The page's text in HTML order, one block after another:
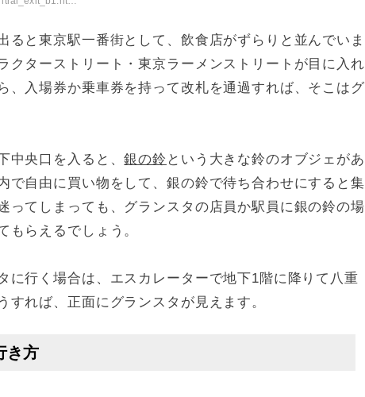
ると東京駅一番街として、飲食店がずらりと並んでいま
クターストリート・東京ラーメンストリートが目に入れ
、入場券か乗車券を持って改札を通過すれば、そこはグ
中央口を入ると、銀の鈴 という大きな鈴のオブジェがあ
で自由に買い物をして、銀の鈴で待ち合わせにすると集
ってしまっても、グランスタの店員か駅員に銀の鈴の場
もらえるでしょう。
に行く場合は、エスカレーターで地下1階に降りて八重
れば、正面にグランスタが見えます。
き方